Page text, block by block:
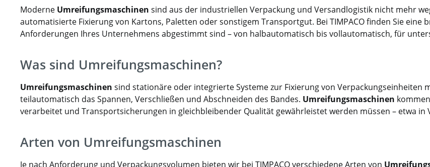
und der Sicherheitschalter
darunter stehen für eine
durchdachte und sichere
Moderne Umreifungsmaschinen sind aus der industriellen Verpackung und Versandlogistik nicht mehr
automatisierte Fixierung von Kartons, Paletten oder sonstigem Transportgut. Bei TIMPACO finden Sie eine
Anforderungen Ihres Unternehmens abgestimmt sind – von halbautomatisch bis vollautomatisch, für
Was sind Umreifungsmaschinen?
Umreifungsmaschinen sind stationäre oder integrierte Systeme zur Fixierung von Verpackungseinheiten
teilautomatisch das Spannen, Verschließen und Abschneiden des Bandes. Umreifungsmaschinen
verarbeitet und Transportsicherungen in gleichbleibender Qualität gewährleistet werden müssen – etwa
Arten von Umreifungsmaschinen
Je nach Anforderung und Verpackungsvolumen bieten wir bei TIMPACO verschiedene Arten von